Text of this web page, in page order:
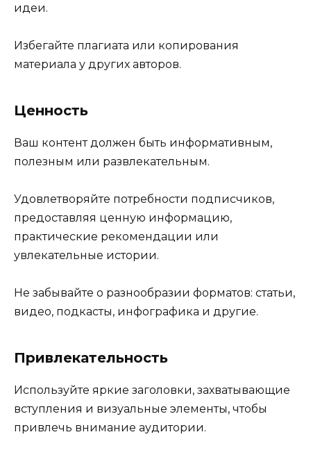
идеи.
Избегайте плагиата или копирования
материала у других авторов.
Ценность
Ваш контент должен быть информативным,
полезным или развлекательным.
Удовлетворяйте потребности подписчиков,
предоставляя ценную информацию,
практические рекомендации или
увлекательные истории.
Не забывайте о разнообразии форматов: статьи,
видео, подкасты, инфографика и другие.
Привлекательность
Используйте яркие заголовки, захватывающие
вступления и визуальные элементы, чтобы
привлечь внимание аудитории.